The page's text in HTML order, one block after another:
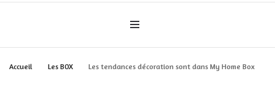
Accueil Les BOX Les tendances décoration sont dans My Home Box